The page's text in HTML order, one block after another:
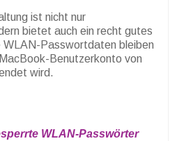
ist nicht nur
bietet auch ein recht gutes
Passwortdaten bleiben
Benutzerkonto von
wird.
WLAN-Passwörter